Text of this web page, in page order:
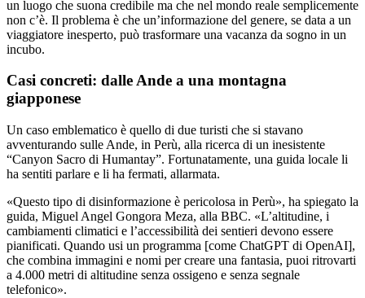
un luogo che suona credibile ma che nel mondo reale semplicemente
non c’è. Il problema è che un’informazione del genere, se data a un
viaggiatore inesperto, può trasformare una vacanza da sogno in un
incubo.
Casi concreti: dalle Ande a una montagna
giapponese
Un caso emblematico è quello di due turisti che si stavano
avventurando sulle Ande, in Perù, alla ricerca di un inesistente
“Canyon Sacro di Humantay”. Fortunatamente, una guida locale li
ha sentiti parlare e li ha fermati, allarmata.
«Questo tipo di disinformazione è pericolosa in Perù», ha spiegato la
guida, Miguel Angel Gongora Meza, alla BBC. «L’altitudine, i
cambiamenti climatici e l’accessibilità dei sentieri devono essere
pianificati. Quando usi un programma [come ChatGPT di OpenAI],
che combina immagini e nomi per creare una fantasia, puoi ritrovarti
a 4.000 metri di altitudine senza ossigeno e senza segnale
telefonico».